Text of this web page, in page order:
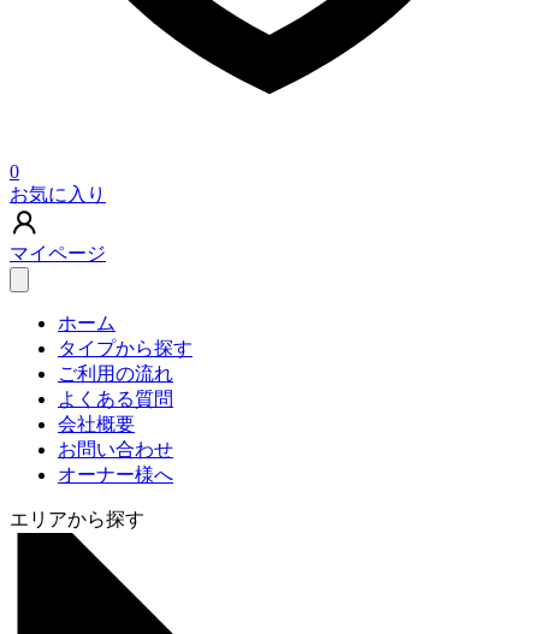
0
お気に入り
マイページ
ホーム
タイプから探す
ご利用の流れ
よくある質問
会社概要
お問い合わせ
オーナー様へ
エリアから探す